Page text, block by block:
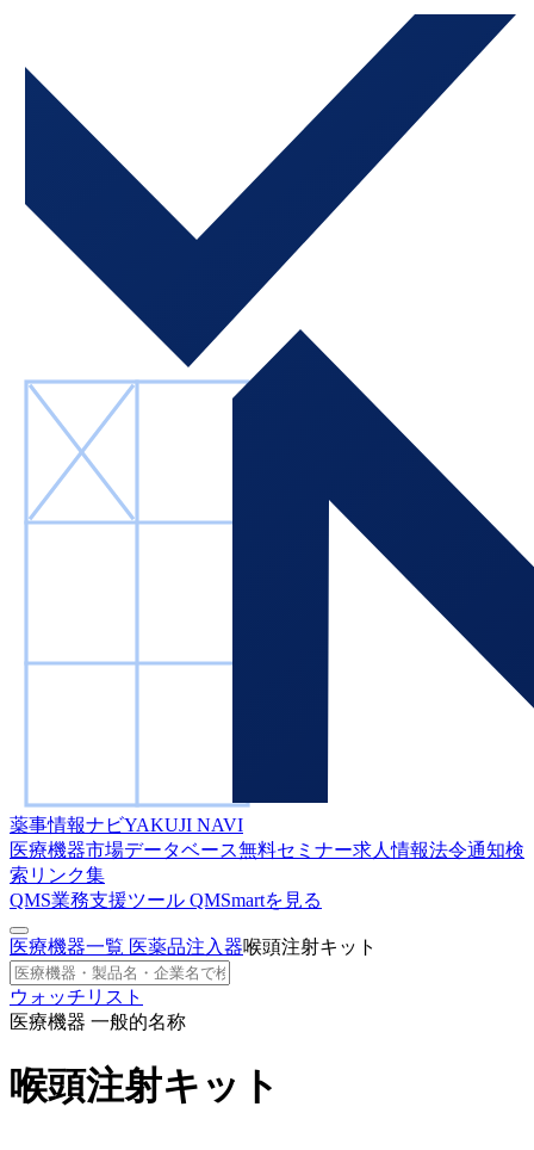
薬事情報ナビYAKUJI NAVI
医療機器市場データベース無料セミナー求人情報法令通知検
索 リンク集
QMS業務支援ツール QMSmartを見る
医療機器一覧 医薬品注入器喉頭注射キット
ウォッチリスト
医療機器 一般的名称
喉頭注射キット